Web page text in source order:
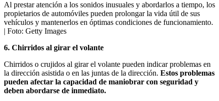
Al prestar atención a los sonidos inusuales y abordarlos a tiempo, los
propietarios de automóviles pueden prolongar la vida útil de sus
vehículos y mantenerlos en óptimas condiciones de funcionamiento.
| Foto: Getty Images
6. Chirridos al girar el volante
Chirridos o crujidos al girar el volante pueden indicar problemas en
la dirección asistida o en las juntas de la dirección. Estos problemas
pueden afectar la capacidad de maniobrar con seguridad y
deben abordarse de inmediato.